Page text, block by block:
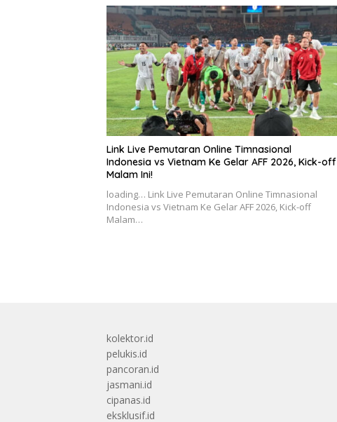
Link Live Pemutaran Online Timnasional
Indonesia vs Vietnam Ke Gelar AFF 2026, Kick-off
Malam Ini!
loading… Link Live Pemutaran Online Timnasional
Indonesia vs Vietnam Ke Gelar AFF 2026, Kick-off
Malam…
kolektor.id
pelukis.id
pancoran.id
jasmani.id
cipanas.id
eksklusif.id